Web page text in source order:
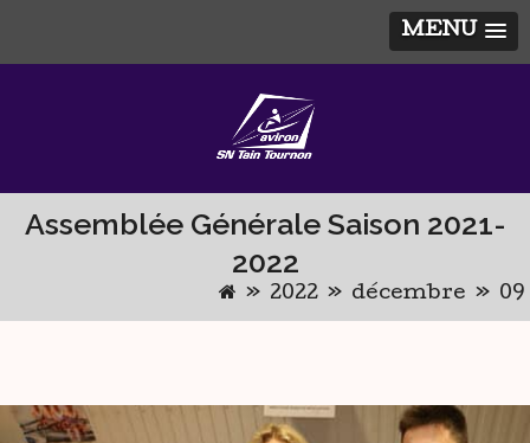
MENU
Assemblée Générale Saison 2021-
2022
» 2022 » décembre » 09